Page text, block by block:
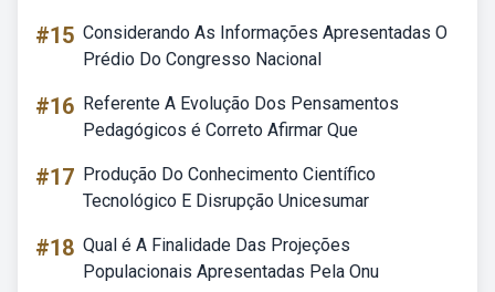
#15 Considerando As Informações Apresentadas O
Prédio Do Congresso Nacional
#16 Referente A Evolução Dos Pensamentos
Pedagógicos é Correto Afirmar Que
#17 Produção Do Conhecimento Científico
Tecnológico E Disrupção Unicesumar
#18 Qual é A Finalidade Das Projeções
Populacionais Apresentadas Pela Onu